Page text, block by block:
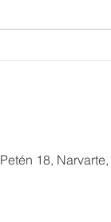
Petén 18,